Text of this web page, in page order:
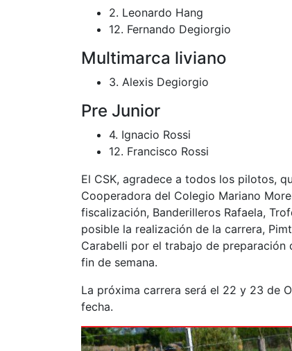
2. Leonardo Hang
12. Fernando Degiorgio
Multimarca liviano
3. Alexis Degiorgio
Pre Junior
4. Ignacio Rossi
12. Francisco Rossi
El CSK, agradece a todos los pilotos,
Cooperadora del Colegio Mariano
fiscalización, Banderilleros Rafaela,
posible la realización de la carrera,
Carabelli por el trabajo de
fin de semana.
La próxima carrera será el 22 y 23 de
fecha.